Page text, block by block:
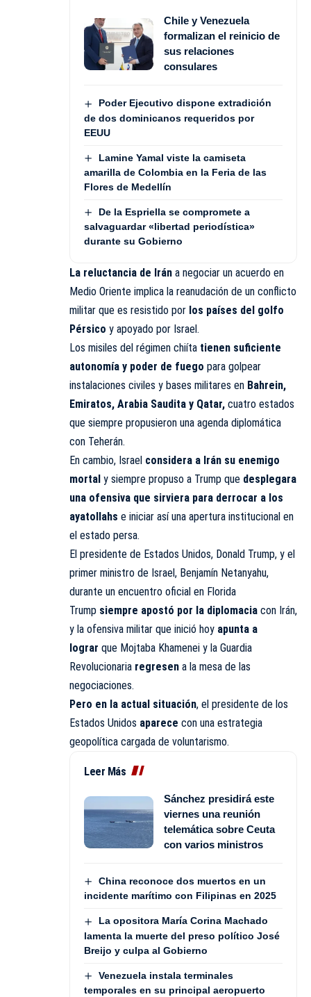
Chile y Venezuela
formalizan el reinicio de
sus relaciones
consulares
Poder Ejecutivo dispone extradición
de dos dominicanos requeridos por
EEUU
Lamine Yamal viste la camiseta
amarilla de Colombia en la Feria de las
Flores de Medellín
De la Espriella se compromete a
salvaguardar «libertad periodística»
durante su Gobierno
La reluctancia de Irán a negociar un acuerdo en
Medio Oriente implica la reanudación de un conflicto
militar que es resistido por los países del golfo
Pérsico y apoyado por Israel.
Los misiles del régimen chiíta tienen suficiente
autonomía y poder de fuego para golpear
instalaciones civiles y bases militares en Bahrein,
Emiratos, Arabia Saudita y Qatar, cuatro estados
que siempre propusieron una agenda diplomática
con Teherán.
En cambio, Israel considera a Irán su enemigo
mortal y siempre propuso a Trump que desplegara
una ofensiva que sirviera para derrocar a los
ayatollahs e iniciar así una apertura institucional en
el estado persa.
El presidente de Estados Unidos, Donald Trump, y el
primer ministro de Israel, Benjamín Netanyahu,
durante un encuentro oficial en Florida
Trump siempre apostó por la diplomacia con Irán,
y la ofensiva militar que inició hoy apunta a
lograr que Mojtaba Khamenei y la Guardia
Revolucionaria regresen a la mesa de las
negociaciones.
Pero en la actual situación, el presidente de los
Estados Unidos aparece con una estrategia
geopolítica cargada de voluntarismo.
Leer Más
Sánchez presidirá este
viernes una reunión
telemática sobre Ceuta
con varios ministros
China reconoce dos muertos en un
incidente marítimo con Filipinas en 2025
La opositora María Corina Machado
lamenta la muerte del preso político José
Breijo y culpa al Gobierno
Venezuela instala terminales
temporales en su principal aeropuerto